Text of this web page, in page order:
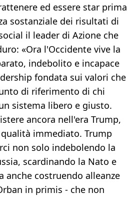
ed essere star prima
sostanziale dei risultati di
il leader di Azione che
«Ora l'Occidente vive la
indebolito e incapace
fondata sui valori che
di riferimento di chi
sistema libero e giusto.
ancora nell'era Trump,
immediato. Trump
non solo indebolendo la
scardinando la Nato e
anche costruendo alleanze
in primis - che non